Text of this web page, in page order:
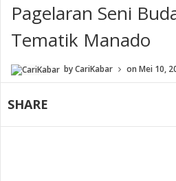
Pagelaran Seni
Tematik Manado
byCariKabar onMei 10,
SHARE